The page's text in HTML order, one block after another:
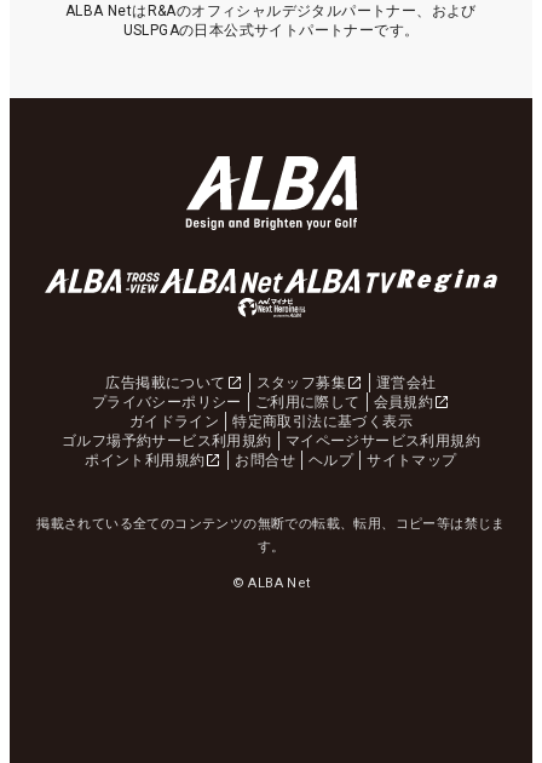
ALBA NetはR&Aのオフィシャルデジタルパートナー、および
USLPGAの日本公式サイトパートナーです。
広告掲載について スタッフ募集
運営会社
プライバシーポリシー
ご利用に際して
会員規約
ガイドライン
特定商取引法に基づく表示
ゴルフ場予約サービス利用規約
マイページサービス利用規約
ポイント利用規約
お問合せ ヘルプ サイトマップ
掲載されている全てのコンテンツの無断での転載、転用、コピー等は禁じま
す。
© ALBA Net